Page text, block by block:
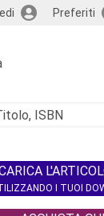
Preferiti
I TUOI